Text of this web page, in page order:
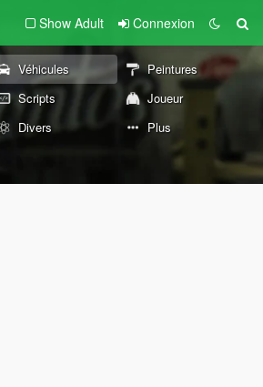
Show Adult Connexion
Véhicules
Peintures
Scripts
Joueur
Divers Plus